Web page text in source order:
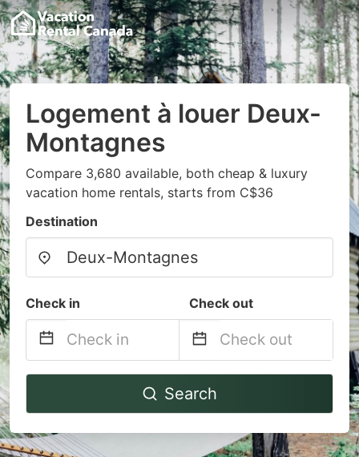
Logement à louer Deux-
Montagnes
Compare 3,680 available, both cheap & luxury
vacation home rentals, starts from C$36
Destination
Check in Check out
Navigate
to
interact
Navigate
to
interact
Search